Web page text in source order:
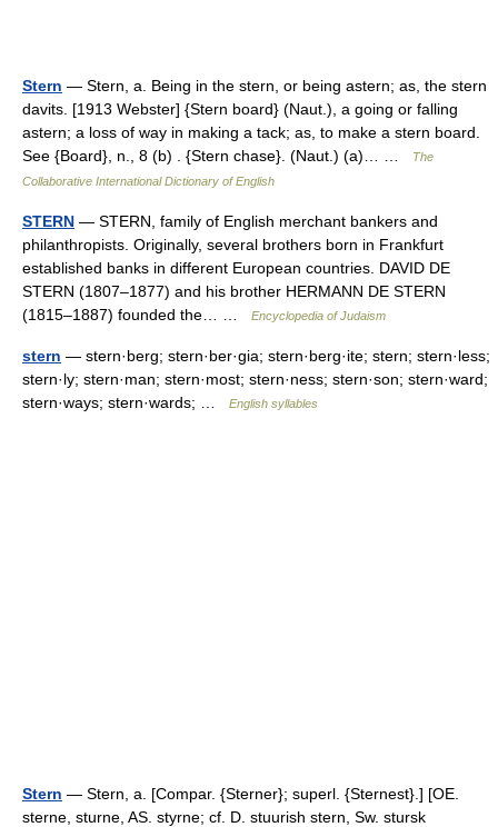
Stern — Stern, a. Being in the stern, or being astern; as, the stern
davits. [1913 Webster] {Stern board} (Naut.), a going or falling
astern; a loss of way in making a tack; as, to make a stern board.
See {Board}, n., 8 (b) . {Stern chase}. (Naut.) (a)… …
The
Collaborative International Dictionary of English
STERN — STERN, family of English merchant bankers and
philanthropists. Originally, several brothers born in Frankfurt
established banks in different European countries. DAVID DE
STERN (1807–1877) and his brother HERMANN DE STERN
(1815–1887) founded the… …
Encyclopedia of Judaism
stern — stern·berg; stern·ber·gia; stern·berg·ite; stern; stern·less;
stern·ly; stern·man; stern·most; stern·ness; stern·son; stern·ward;
stern·ways; stern·wards; …
English syllables
Stern — Stern, a. [Compar. {Sterner}; superl. {Sternest}.] [OE.
sterne, sturne, AS. styrne; cf. D. stuurish stern, Sw. stursk